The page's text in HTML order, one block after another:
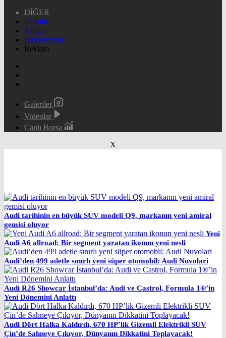
DİĞER
İletişim
Künye
Hakkımızda
Reklam
Galeriler
Videolar
Canlı Borsa
X
Audi tarihinin en büyük SUV modeli Q9, markanın yeni amiral
gemisi oluyor
Yeni
Audi A6 allroad: Bir segment yaratan ikonun yeni nesli
Audi’den 499 adetle sınırlı yeni süper otomobil: Audi Nuvolari
Audi R26 Showcar İstanbul’da: Audi ve Castrol, Formula 1®’in
Yeni Dönemini Anlattı
Audi Dört Halka Kaldırdı, 670 HP’lik Gizemli Elektrikli SUV
Çin’de Sahneye Çıkıyor, Dünyanın Dikkatini Toplayacak!